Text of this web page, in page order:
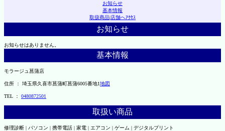
お知らせ
基本情報
取扱商品|店舗へｱｸｾｽ
お知らせ
お知らせはありません。
基本情報
モラージュ菖蒲店
住所 ： 埼玉県久喜市菖蒲町菖蒲6005番地1地図
TEL ： 0480872501
取扱い商品
修理診断 | パソコン | 携帯電話 | 家電 | エアコン | ゲーム | デジタルプリント